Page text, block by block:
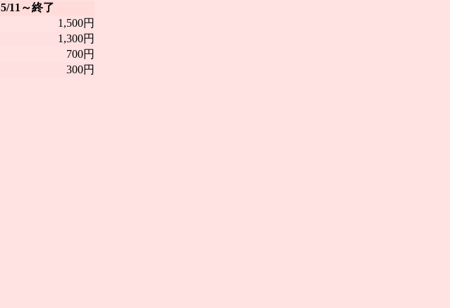
5/11～終了
1,500円
1,300円
700円
300円